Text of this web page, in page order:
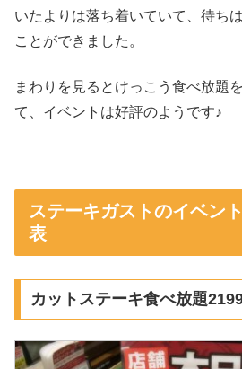
いたよりは落ち着いていて、待ち
ことができました。
まわりを見るとけっこう食べ放題
て、イベントは好評のようです♪
ステーキガストのイベン
表
カットステーキ食べ放題